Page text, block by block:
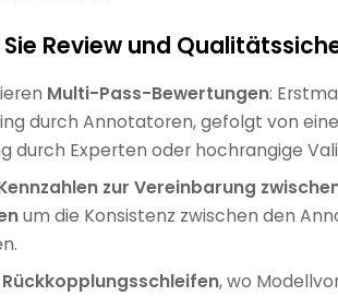
Review und
Multi-Pass-Bewertungen:
durch Annotatoren, gefolgt von
durch Experten oder hochrangige
zur Vereinbarung
um die Konsistenz zwischen den
Rückkopplungsschleifen, wo